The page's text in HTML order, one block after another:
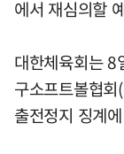
에서 재심의할
대한체육회는 8
구소프트볼협
출전정지 징계